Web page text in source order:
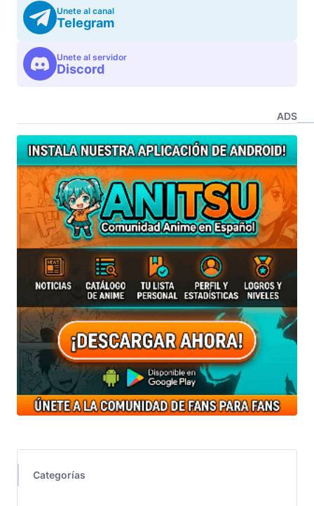
Unete al canal
Telegram
Unete al servidor
Discord
ADS
Categorías